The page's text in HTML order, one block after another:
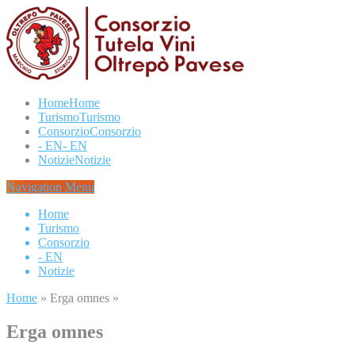
HomeHome
TurismoTurismo
ConsorzioConsorzio
- EN- EN
NotizieNotizie
Navigation Menu
Home
Turismo
Consorzio
- EN
Notizie
Home » Erga omnes »
Erga omnes